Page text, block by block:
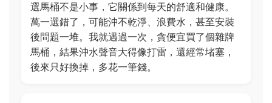
選馬桶不是小事，它關係到每天的舒適和健康。
萬一選錯了，可能沖不乾淨、浪費水，甚至安裝
後問題一堆。我就遇過一次，貪便宜買了個雜牌
馬桶，結果沖水聲音大得像打雷，還經常堵塞，
後來只好換掉，多花一筆錢。